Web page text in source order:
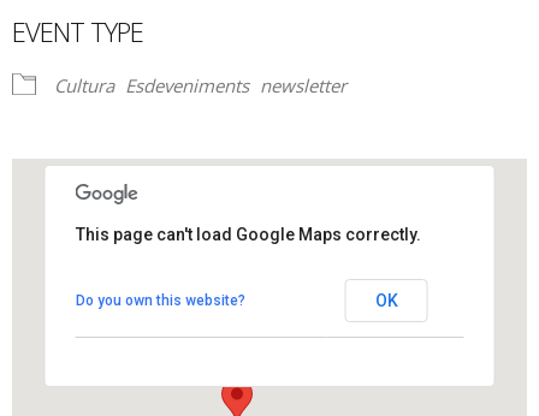
EVENT TYPE
Cultura Esdeveniments newsletter
Anselm Clavé s/n - Els Hostalets de Pierola
View Events
This page can't load Google Maps correctly.
Do you own this website? OK